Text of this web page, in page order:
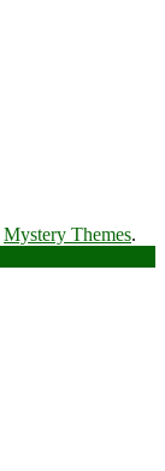
Mystery Themes.